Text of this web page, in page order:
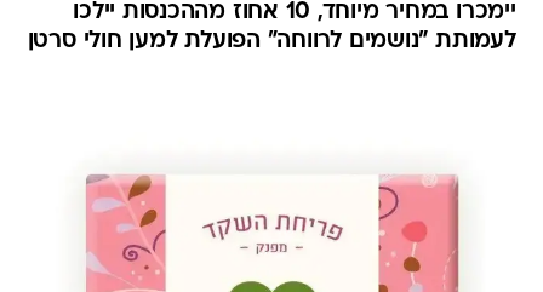
יימכרו במחיר מיוחד, 10 אחוז מההכנסות יילכו
לעמותת "נושמים לרווחה" הפועלת למען חולי סרטן